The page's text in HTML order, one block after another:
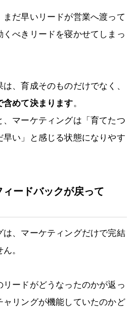
まだ早いリードが営業へ渡って
くべきリードを寝かせてしまっ
、育成そのものだけでなく、
含めて決まります。
、マーケティングは「育てたつ
早い」と感じる状態になりやす
ードバックが戻って
は、マーケティングだけで完結
。
ードがどうなったのかが返っ
ャリングが機能していたのかど